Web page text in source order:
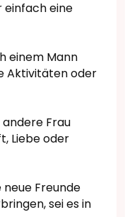
einfach eine
einem Mann
Aktivitäten oder
andere Frau
Liebe oder
neue Freunde
sei es in